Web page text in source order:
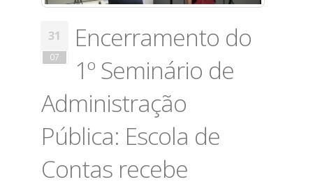
31
07
Encerramento do
1º Seminário de
Administração
Pública: Escola de
Contas recebe